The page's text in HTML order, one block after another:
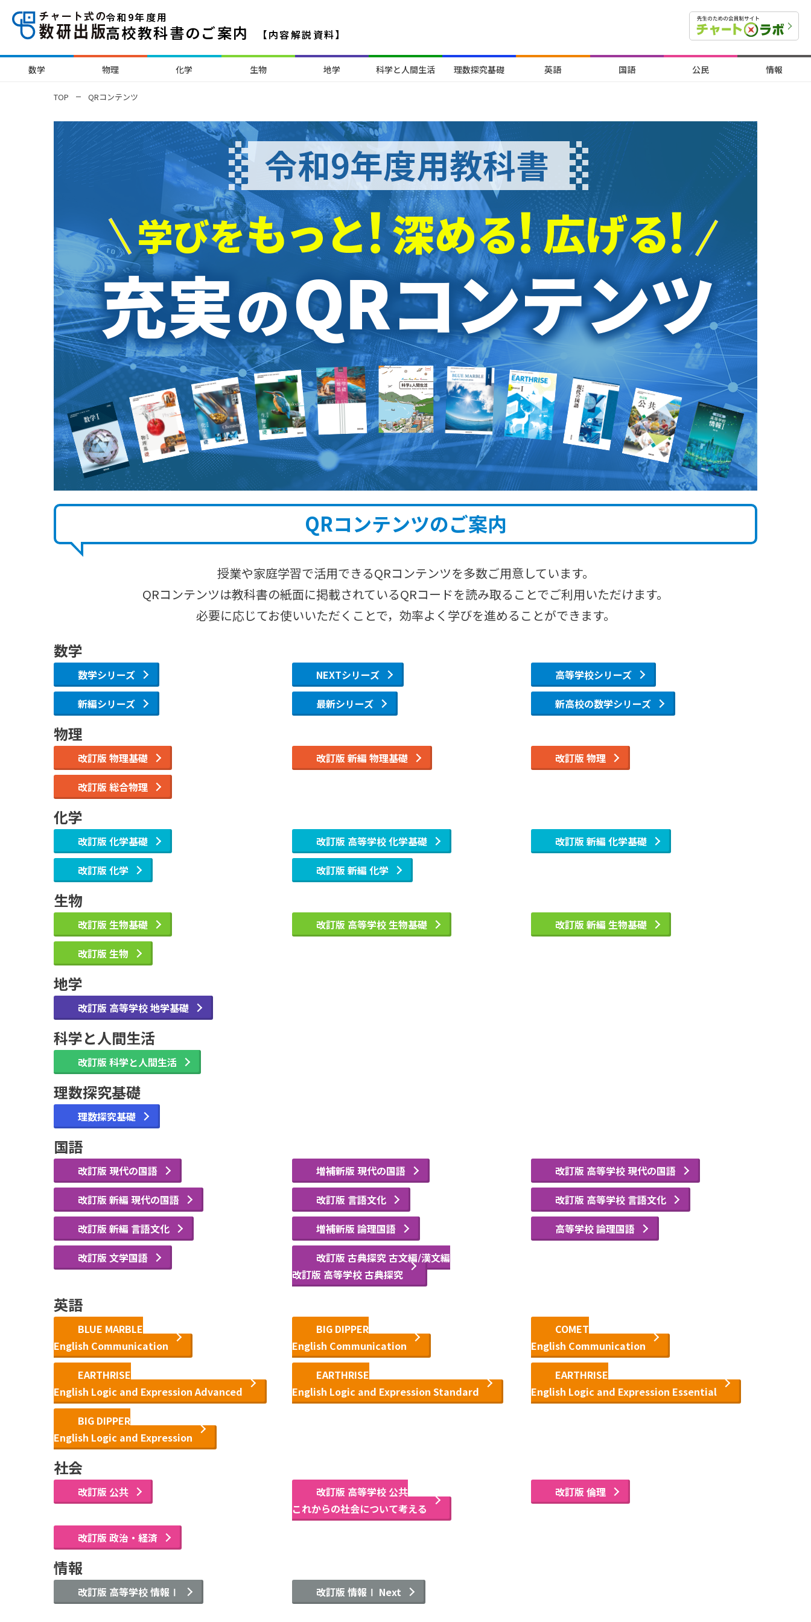
令和9年度用
高校教科書のご案内 【内容解説資料】
数学 物理 化学 生物 地学 科学と人間生活 理数探究基礎 英語 国語 公民 情報
TOP QRコンテンツ
QRコンテンツのご案内
授業や家庭学習で活用できるQRコンテンツを多数ご用意しています。
QRコンテンツは教科書の紙面に掲載されているQRコードを読み取ることでご利用いただけます。
必要に応じてお使いいただくことで，効率よく学びを進めることができます。
数学
数学シリーズ NEXTシリーズ
高等学校シリーズ
新編シリーズ
最新シリーズ 新高校の数学シリーズ
物理
改訂版 物理基礎 改訂版 新編 物理基礎
改訂版 物理
改訂版 総合物理
化学
改訂版 化学基礎 改訂版 高等学校 化学基礎
改訂版 新編 化学基礎
改訂版 化学
改訂版 新編 化学
生物
改訂版 生物基礎 改訂版 高等学校 生物基礎
改訂版 新編 生物基礎
改訂版 生物
地学
改訂版 高等学校 地学基礎
科学と人間生活
改訂版 科学と人間生活
理数探究基礎
理数探究基礎
国語
改訂版 現代の国語 増補新版 現代の国語
改訂版 高等学校 現代の国語
改訂版 新編 現代の国語
改訂版 言語文化
改訂版 高等学校 言語文化
改訂版 新編 言語文化
増補新版 論理国語
高等学校 論理国語
改訂版 文学国語
改訂版 古典探究 古文編/漢文編
改訂版 高等学校 古典探究
英語
BLUE MARBLE
English Communication
BIG DIPPER
English Communication
COMET
English Communication
EARTHRISE
English Logic and Expression Advanced
EARTHRISE
English Logic and Expression Standard
EARTHRISE
English Logic and Expression Essential
BIG DIPPER
English Logic and Expression
社会
改訂版 公共
改訂版 高等学校 公共
これからの社会について考える
改訂版 倫理
改訂版 政治・経済
情報
改訂版 高等学校 情報Ⅰ 改訂版 情報Ⅰ Next